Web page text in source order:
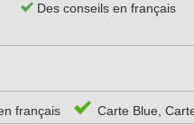
Des conseils en français
français Carte Blue,